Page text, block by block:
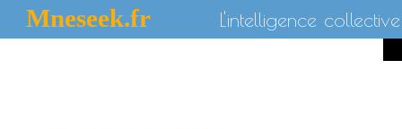
Mneseek.fr L'intelligence collective